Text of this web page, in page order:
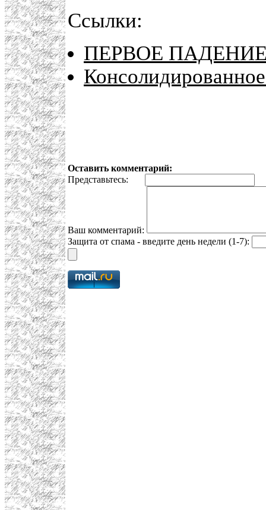
Ссылки:
ПЕРВОЕ
Оставить комментарий:
Представьтесь:
Ваш комментарий:
Защита от спама - введите день недели (1-7):